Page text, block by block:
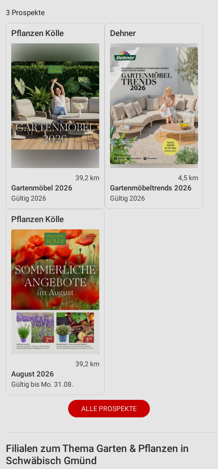
3 Prospekte
Pflanzen Kölle
39,2 km
Gartenmöbel 2026
Gültig 2026
Dehner
4,5 km
Gartenmöbeltrends 2026
Gültig 2026
Pflanzen Kölle
39,2 km
August 2026
Gültig bis Mo. 31.08.
ALLE PROSPEKTE
Filialen zum Thema Garten & Pflanzen in
Schwäbisch Gmünd
Funktional
Werbung